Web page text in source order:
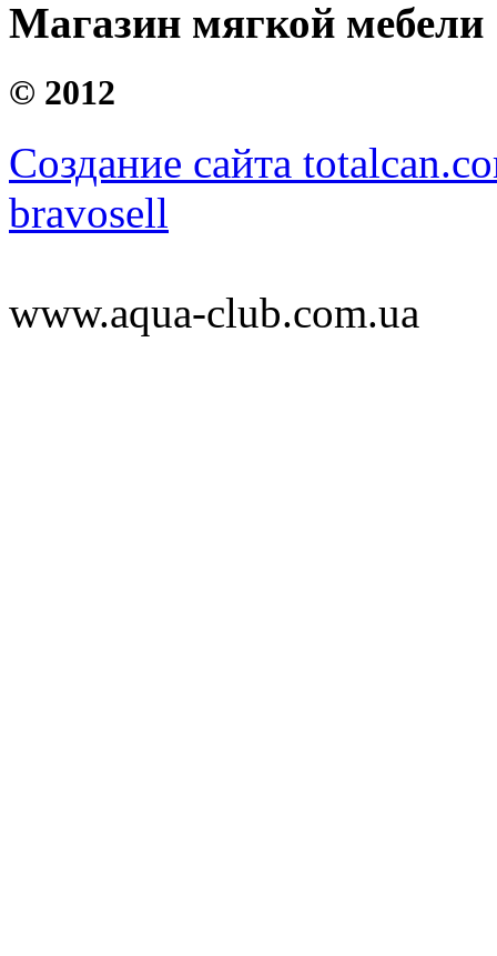
Магазин мягкой мебели
© 2012
Создание сайта
bravosell
www.aqua-club.com.ua